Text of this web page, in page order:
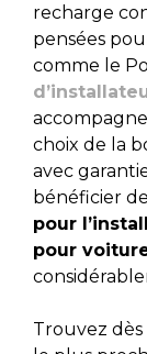
recharge
pensées
comme le
choix de la
avec
bénéficier
pour
pour
Trouvez